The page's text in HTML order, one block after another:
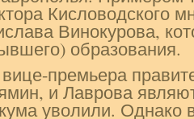
Кисловодского
Винокурова,
образования.
премьера
и Лаврова
уволили. Однако